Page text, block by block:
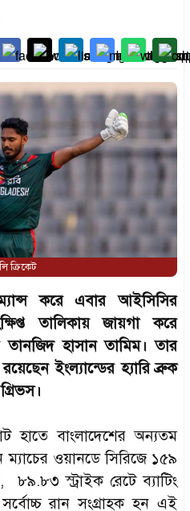
ক্রিকেট
করে এবার আইসিসির
তালিকায় জায়গা করে
হাসান তামিম। তার
ইংল্যান্ডের হ্যারি ব্রুক
হাতে বাংলাদেশের অন্যতম
ওয়ানডে সিরিজে ১৫৯
স্ট্রাইক রেটে ব্যাটিং
রান সংগ্রাহক হন এই